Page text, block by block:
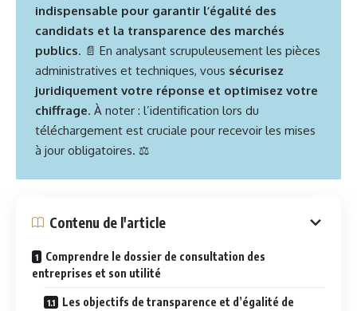
indispensable pour garantir l’égalité des
candidats et la transparence des marchés
publics. 📄 En analysant scrupuleusement les pièces
administratives et techniques, vous sécurisez
juridiquement votre réponse et optimisez votre
chiffrage. À noter : l’identification lors du
téléchargement est cruciale pour recevoir les mises
à jour obligatoires. ⚖️
Contenu de l'article
Comprendre le dossier de consultation des
entreprises et son utilité
Les objectifs de transparence et d’égalité de